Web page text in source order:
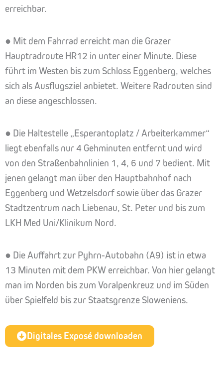
erreichbar.
● Mit dem Fahrrad erreicht man die Grazer
Hauptradroute HR12 in unter einer Minute. Diese
führt im Westen bis zum Schloss Eggenberg, welches
sich als Ausflugsziel anbietet. Weitere Radrouten sind
an diese angeschlossen.
● Die Haltestelle „Esperantoplatz / Arbeiterkammer“
liegt ebenfalls nur 4 Gehminuten entfernt und wird
von den Straßenbahnlinien 1, 4, 6 und 7 bedient. Mit
jenen gelangt man über den Hauptbahnhof nach
Eggenberg und Wetzelsdorf sowie über das Grazer
Stadtzentrum nach Liebenau, St. Peter und bis zum
LKH Med Uni/Klinikum Nord.
● Die Auffahrt zur Pyhrn-Autobahn (A9) ist in etwa
13 Minuten mit dem PKW erreichbar. Von hier gelangt
man im Norden bis zum Voralpenkreuz und im Süden
über Spielfeld bis zur Staatsgrenze Sloweniens.
Digitales Exposé downloaden